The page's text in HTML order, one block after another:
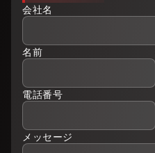
会社名
名前
電話番号
メッセージ